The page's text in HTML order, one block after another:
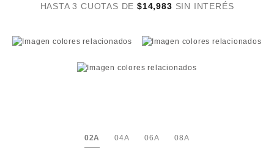
HASTA 3 CUOTAS DE$14,983 SIN INTERÉS
02A 04A 06A 08A